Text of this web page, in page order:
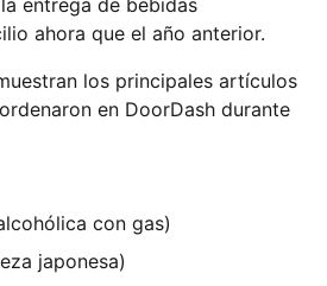
entrega de bebidas
ahora que el año anterior.
los principales artículos
en DoorDash durante
con gas)
japonesa)